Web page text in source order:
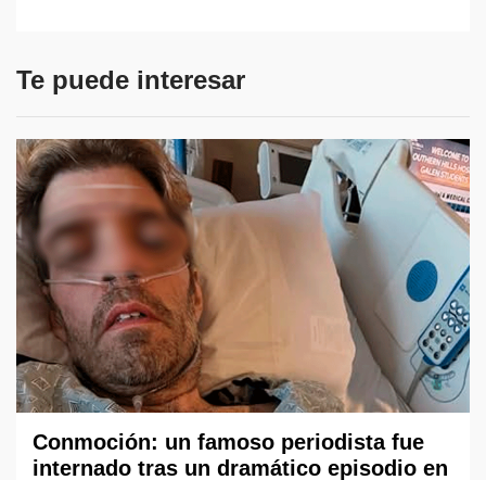
Te puede interesar
Conmoción: un famoso periodista fue
internado tras un dramático episodio en